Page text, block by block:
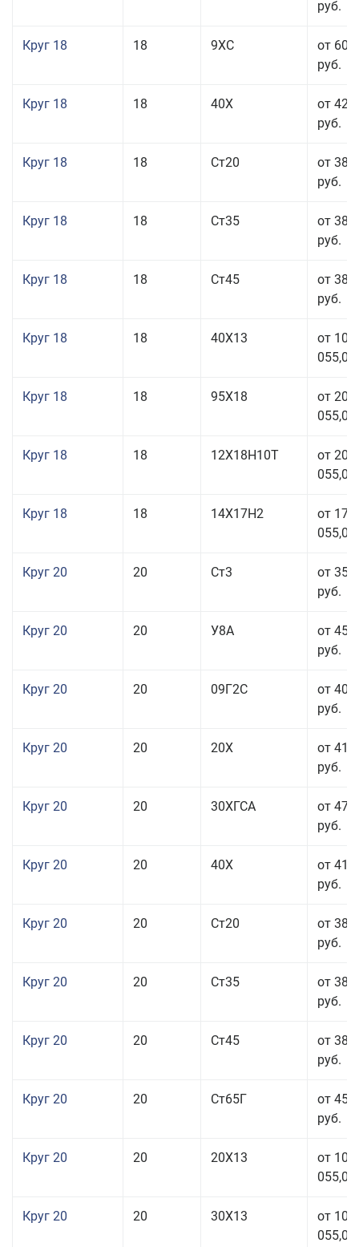
руб.
Круг 18 18 9ХС
от 60
руб.
Круг 18 18 40Х
от 42
руб.
Круг 18 18 Ст20
от 38
руб.
Круг 18 18 Ст35
от 38
руб.
Круг 18 18 Ст45
от 38
руб.
Круг 18 18 40Х13
от 103
055,00
Круг 18 18 95Х18
от 208
055,00
Круг 18 18 12Х18Н10Т
от 209
055,00
Круг 18 18 14Х17Н2
от 175
055,00
Круг 20 20 Ст3
от 35
руб.
Круг 20 20 У8А
от 45
руб.
Круг 20 20 09Г2С
от 40
руб.
Круг 20 20 20Х
от 41
руб.
Круг 20 20 30ХГСА
от 47
руб.
Круг 20 20 40Х
от 41
руб.
Круг 20 20 Ст20
от 38
руб.
Круг 20 20 Ст35
от 38
руб.
Круг 20 20 Ст45
от 38
руб.
Круг 20 20 Ст65Г
от 45
руб.
Круг 20 20 20Х13
от 103
055,00
Круг 20 20 30Х13
от 103
055,00